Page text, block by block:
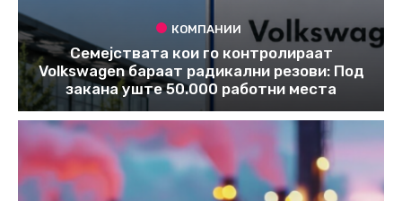
КОМПАНИИ
Семејствата кои го контролираат
Volkswagen бараат радикални резови: Под
закана уште 50.000 работни места